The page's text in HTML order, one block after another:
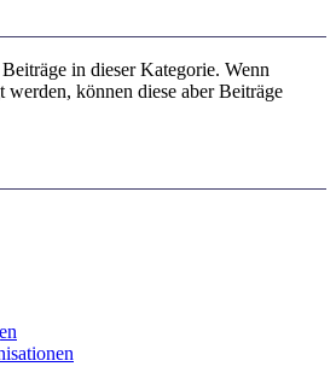
in dieser Kategorie. Wenn
werden, können diese aber Beiträge